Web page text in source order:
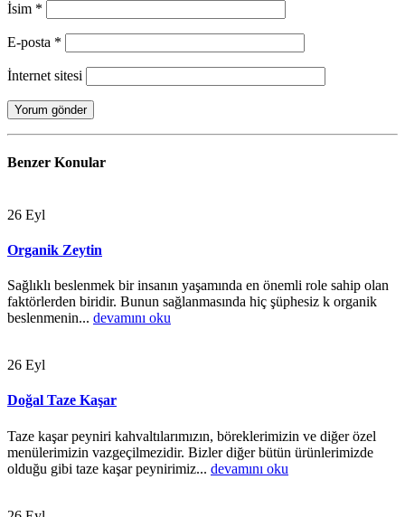
İsim *
E-posta *
İnternet sitesi
Benzer Konular
26 Eyl
Organik Zeytin
Sağlıklı beslenmek bir insanın yaşamında en önemli role sahip olan
faktörlerden biridir. Bunun sağlanmasında hiç şüphesiz k organik
beslenmenin... devamını oku
26 Eyl
Doğal Taze Kaşar
Taze kaşar peyniri kahvaltılarımızın, böreklerimizin ve diğer özel
menülerimizin vazgeçilmezidir. Bizler diğer bütün ürünlerimizde
olduğu gibi taze kaşar peynirimiz... devamını oku